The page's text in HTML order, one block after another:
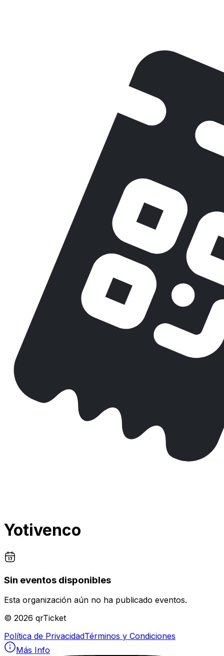
Yotivenco
Sin eventos disponibles
Esta organización aún no ha publicado eventos.
© 2026 qrTicket
Política de PrivacidadTérminos y Condiciones
Más Info